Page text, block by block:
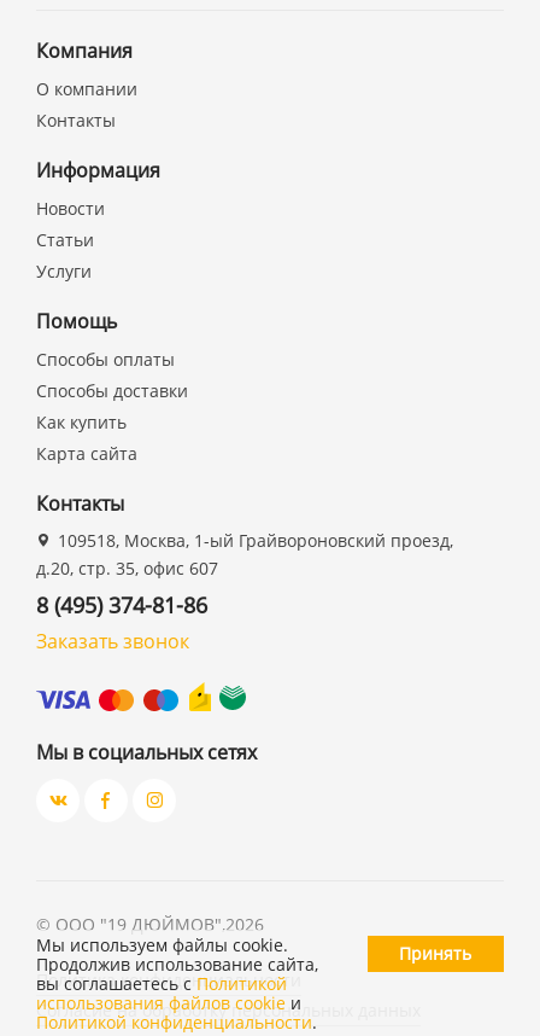
Компания
О компании
Контакты
Информация
Новости
Статьи
Услуги
Помощь
Способы оплаты
Способы доставки
Как купить
Карта сайта
Контакты
109518, Москва, 1-ый Грайвороновский проезд,
д.20, стр. 35, офис 607
8 (495) 374-81-86
Заказать звонок
Мы в социальных сетях
© ООО "19 ДЮЙМОВ",2026
Политика конфиденциальности
Согласие на обработку персональных данных
Мы используем файлы cookie.
Продолжив использование сайта,
вы соглашаетесь с Политикой
использования файлов cookie и
Политикой конфиденциальности.
Принять